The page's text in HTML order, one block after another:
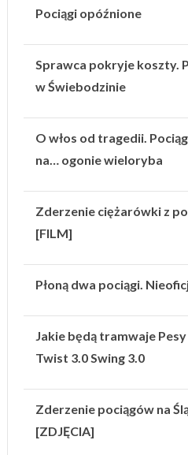
Pociągi opóźnione
Sprawca pokryje koszty.
w Świebodzinie
O włos od tragedii.
na… ogonie wieloryba
Zderzenie ciężarówki z
[FILM]
Płoną dwa pociągi.
Jakie będą tramwaje
Twist 3.0 Swing 3.0
Zderzenie pociągów na
[ZDJĘCIA]